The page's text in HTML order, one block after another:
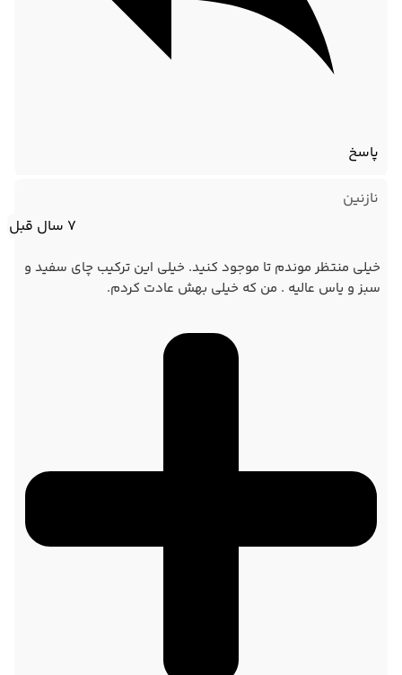
پاسخ
نازنین
7 سال قبل
خیلی منتظر موندم تا موجود کنید. خیلی این ترکیب چای سفید و
سبز و یاس عالیه . من که خیلی بهش عادت کردم.